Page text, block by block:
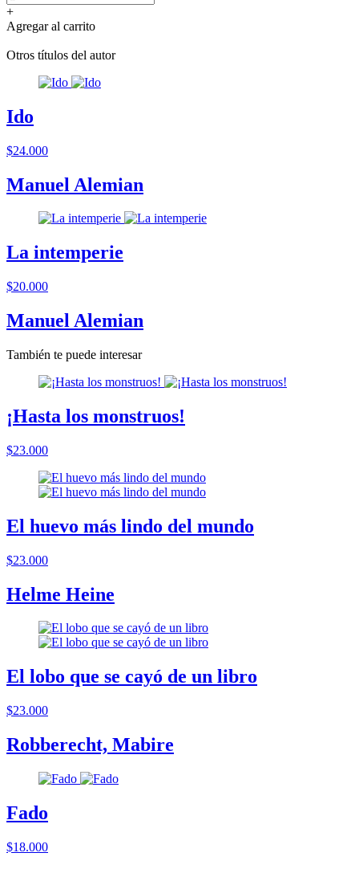
+
Agregar al carrito
Otros títulos del autor
Ido
$24.000
Manuel Alemian
La intemperie
$20.000
Manuel Alemian
También te puede interesar
¡Hasta los monstruos!
$23.000
El huevo más lindo del mundo
$23.000
Helme Heine
El lobo que se cayó de un libro
$23.000
Robberecht, Mabire
Fado
$18.000